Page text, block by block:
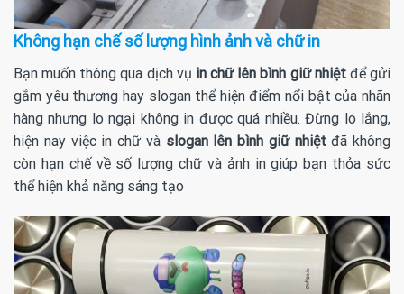
Không hạn chế số lượng hình ảnh và chữ in
Bạn muốn thông qua dịch vụ in chữ lên bình giữ nhiệtđể gửi
gắm yêu thương hay slogan thể hiện điểm nổi bật của nhãn
hàng nhưng lo ngại không in được quá nhiều. Đừng lo lắng,
hiện nay việc in chữ và slogan lên bình giữ nhiệtđã không
còn hạn chế về số lượng chữ và ảnh in giúp bạn thỏa sức
thể hiện khả năng sáng tạo